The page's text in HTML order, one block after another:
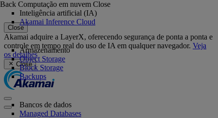
Close
Akamai adquire a LayerX, oferecendo segurança de ponta a ponta e
controle em tempo real do uso de IA em qualquer navegador. Veja
os detalhes
Close
Back Computação em nuvem Close
Inteligência artificial (IA)
Akamai Inference Cloud
Armazenamento
Object Storage
Block Storage
Backups
Bancos de dados
Managed Databases